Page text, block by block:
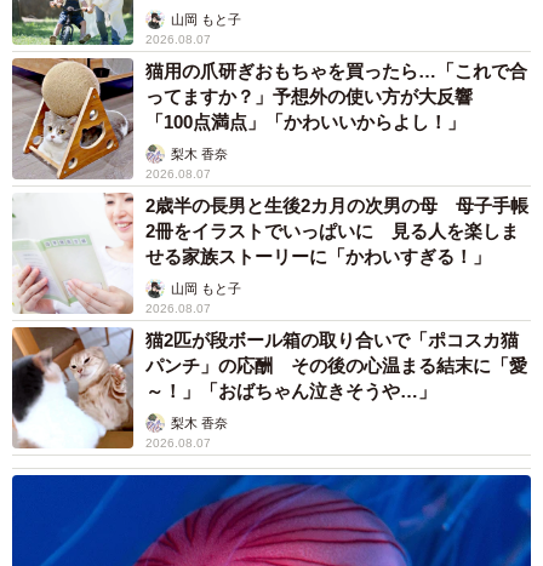
へんが…
山岡 もと子
2026.08.07
猫用の爪研ぎおもちゃを買ったら…「これで合
ってますか？」予想外の使い方が大反響
「100点満点」「かわいいからよし！」
梨木 香奈
2026.08.07
2歳半の長男と生後2カ月の次男の母 母子手帳
2冊をイラストでいっぱいに 見る人を楽しま
せる家族ストーリーに「かわいすぎる！」
山岡 もと子
2026.08.07
猫2匹が段ボール箱の取り合いで「ポコスカ猫
パンチ」の応酬 その後の心温まる結末に「愛
～！」「おばちゃん泣きそうや…」
梨木 香奈
2026.08.07